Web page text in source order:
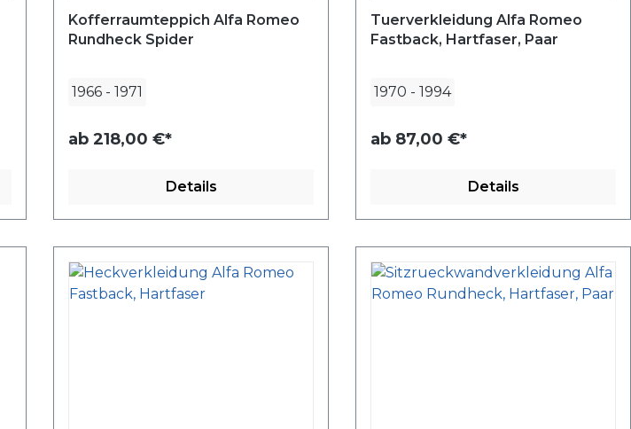
Kofferraumteppich Alfa Romeo
Rundheck Spider
1966 - 1971
ab 218,00 €*
Details
Tuerverkleidung Alfa Romeo
Fastback, Hartfaser, Paar
1970 - 1994
ab 87,00 €*
Details